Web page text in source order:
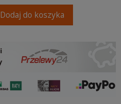
Dodaj do koszyka